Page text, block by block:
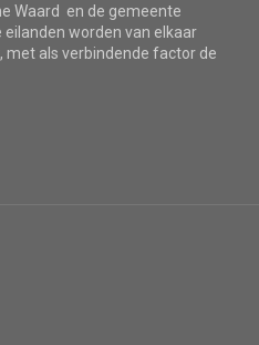
Waard en de gemeente
worden van elkaar
met als verbindende factor de